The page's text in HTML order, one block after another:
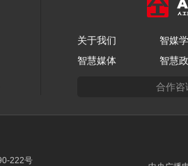
关于我们 智媒
智慧媒体
智慧
合作咨
222号